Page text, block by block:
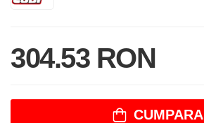
304.53 RON
CUMPARA